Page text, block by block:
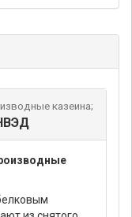
казеина;